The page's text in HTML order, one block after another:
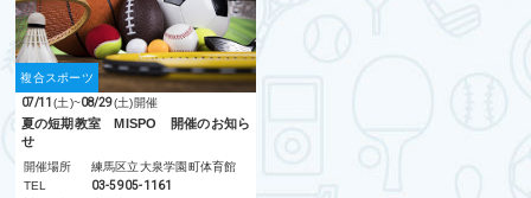
複合スポーツ
07/11(土)~08/29(土)開催
夏の短期教室 MISPO 開催のお知ら
せ
開催場所
練馬区立大泉学園町体育館
TEL
03-5905-1161